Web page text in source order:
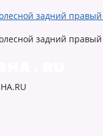
задний правый
задний правый